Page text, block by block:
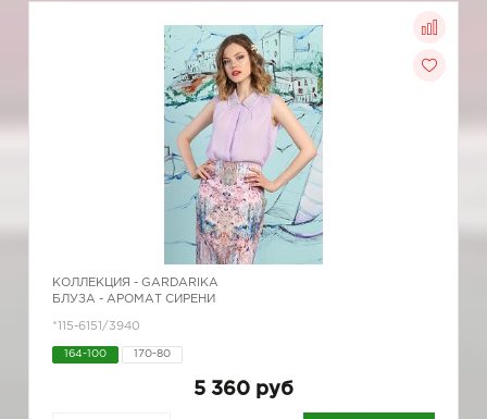
КОЛЛЕКЦИЯ - GARDARIKA
БЛУЗА - АРОМАТ СИРЕНИ
*115-6151/3940
164-100 170-80
5 360 руб